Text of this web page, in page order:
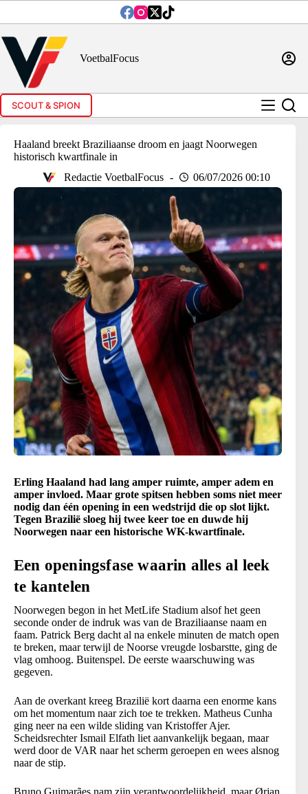
inhoud
VoetbalFocus
SCOUT & SPION
Haaland breekt Braziliaanse droom en jaagt Noorwegen
historisch kwartfinale in
Redactie VoetbalFocus
06/07/2026 00:10
Erling Haaland had lang amper ruimte, amper adem en
amper invloed. Maar grote spitsen hebben soms niet meer
nodig dan één opening in een wedstrijd die op slot lijkt.
Tegen Brazilië sloeg hij twee keer toe en duwde hij
Noorwegen naar een historische WK-kwartfinale.
Een openingsfase waarin alles al leek
te kantelen
Noorwegen begon in het MetLife Stadium alsof het geen
seconde onder de indruk was van de Braziliaanse naam en
faam. Patrick Berg dacht al na enkele minuten de match open
te breken, maar terwijl de Noorse vreugde losbarstte, ging de
vlag omhoog. Buitenspel. De eerste waarschuwing was
gegeven.
Aan de overkant kreeg Brazilië kort daarna een enorme kans
om het momentum naar zich toe te trekken. Matheus Cunha
ging neer na een wilde sliding van Kristoffer Ajer.
Scheidsrechter Ismail Elfath liet aanvankelijk begaan, maar
werd door de VAR naar het scherm geroepen en wees alsnog
naar de stip.
Bruno Guimarães nam zijn verantwoordelijkheid, maar Ørjan